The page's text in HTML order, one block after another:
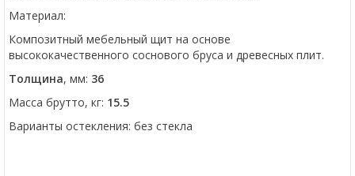
Материал:
Композитный мебельный щит на основе
высококачественного соснового бруса и древесных плит.
Толщина, мм: 36
Масса брутто, кг: 15.5
Варианты остекления: без стекла